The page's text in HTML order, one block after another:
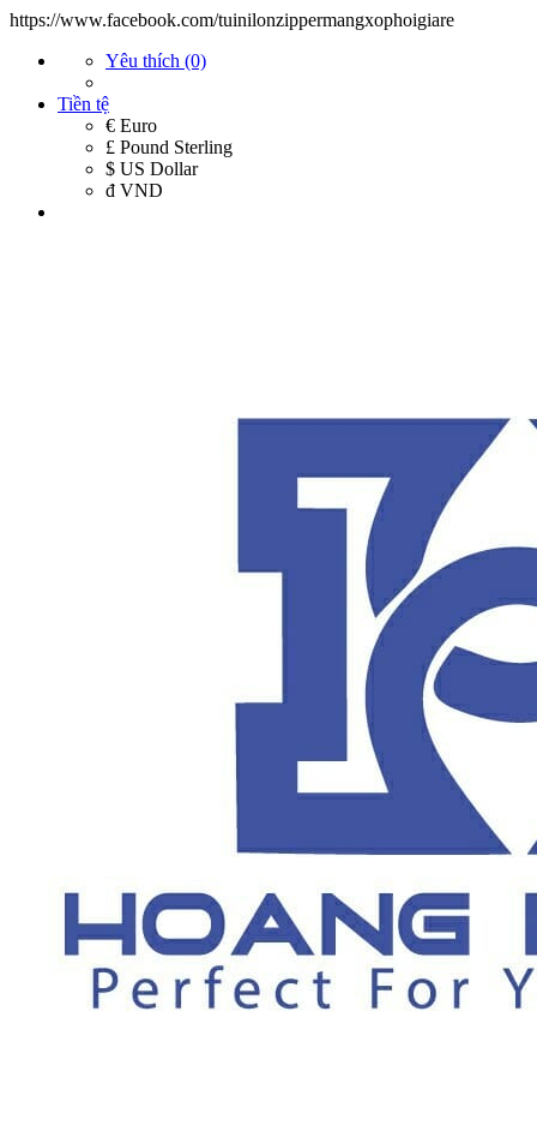
https://www.facebook.com/tuinilonzippermangxophoigiare
Yêu thích (0)
Tiền tệ
€ Euro
£ Pound Sterling
$ US Dollar
đ VND